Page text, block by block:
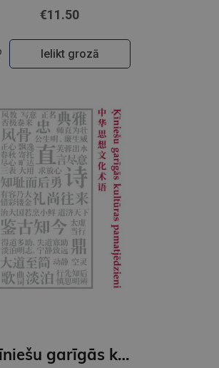
€11.50
Ielikt grozā
Ķīniešu garīgās kultūras pamatjēdzieni